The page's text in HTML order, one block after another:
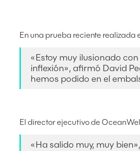
En una prueba reciente realizada
«Estoy muy ilusionado
inflexión», afirmó David
hemos podido en el
El director ejecutivo de
«Ha salido muy, muy